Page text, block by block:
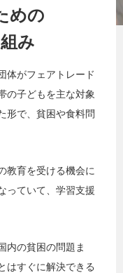
めの
み
体がフェアトレード
の子どもを主な対象
形で、貧困や食料問
教育を受ける機会に
っていて、学習支援
内の貧困の問題ま
はすぐに解決できる